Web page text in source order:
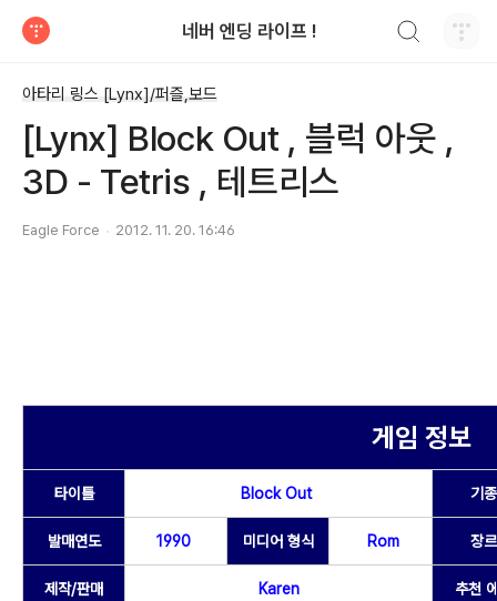
네버 엔딩 라이프 !
아타리 링스 [Lynx]/퍼즐,보드
[Lynx] Block Out , 블럭 아웃 ,
3D - Tetris , 테트리스
Eagle Force 2012. 11. 20. 16:46
게임 정보
타이틀 Block Out 기종
발매연도 1990 미디어 형식 Rom 장르
제작/판매 Karen 추천